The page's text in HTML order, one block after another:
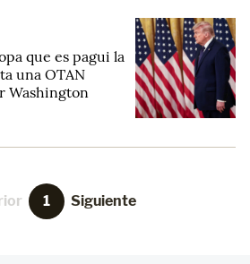
que es pagui la
una OTAN
Washington
1 Siguiente